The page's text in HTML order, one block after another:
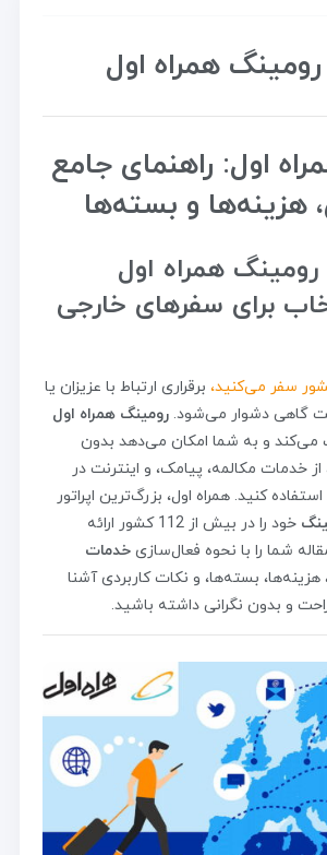
همراه اول
اول: راهنمای جامع
هزینه‌ها و بسته‌ها
همراه اول
برای سفرهای خارجی
سفر می‌کنید، برقراری ارتباط با عزیزان یا
گاهی دشوار می‌شود. رومینگ همراه اول
می‌کند و به شما امکان می‌دهد بدون
خدمات مکالمه، پیامک، و اینترنت در
کنید. همراه اول، بزرگ‌ترین اپراتور
خود را در بیش از 112 کشور ارائه
شما را با نحوه فعال‌سازی خدمات
هزینه‌ها، بسته‌ها، و نکات کاربردی آشنا
و بدون نگرانی داشته باشید.